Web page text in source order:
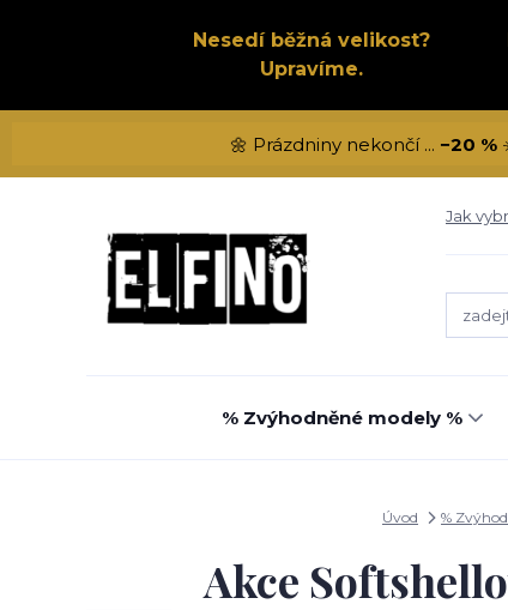
Nesedí běžná velikost?
Upravíme.
🌼 Prázdniny nekončí ... −20 %
Jak
% Zvýhodněné modely %
Úvod %
Akce